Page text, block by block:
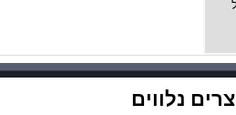
נלווים